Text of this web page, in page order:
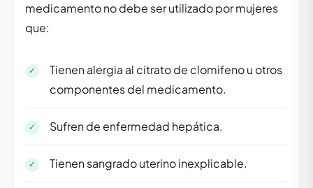
medicamento no debe ser utilizado por mujeres
que:
Tienen alergia al citrato de clomifeno u otros
componentes del medicamento.
Sufren de enfermedad hepática.
Tienen sangrado uterino inexplicable.